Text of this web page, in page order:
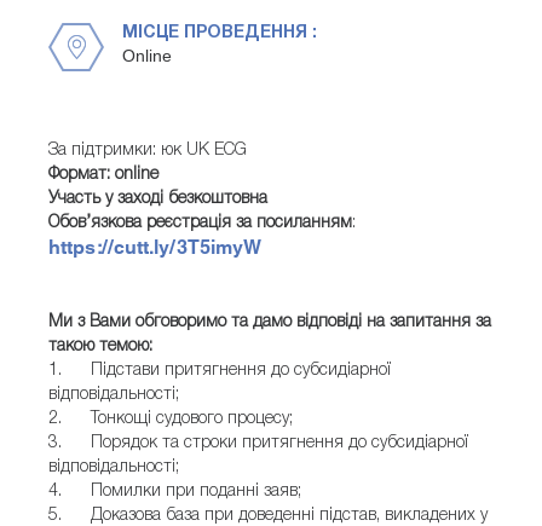
МІСЦЕ ПРОВЕДЕННЯ :
Online
За підтримки: юк UK ECG
Формат: online
Участь у заході безкоштовна
Обов’язкова реєстрація за посиланням:
https://cutt.ly/3T5imyW
Ми з Вами обговоримо та дамо відповіді на запитання за
такою темою:
1. Підстави притягнення до субсидіарної
відповідальності;
2. Тонкощі судового процесу;
3. Порядок та строки притягнення до субсидіарної
відповідальності;
4. Помилки при поданні заяв;
5. Доказова база при доведенні підстав, викладених у